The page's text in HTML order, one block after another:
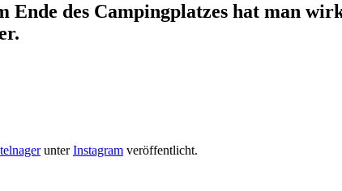
Ende des Campingplatzes hat man
unterInstagram veröffentlicht.